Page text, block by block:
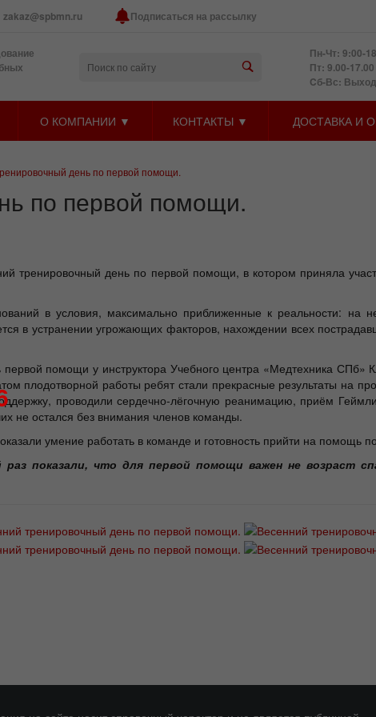
zakaz@spbmn.ru Подписаться на рассылку
Пн-Чт: 9:00-
Пт: 9.00-17.00
Cб-Вс:
О КОМПАНИИ ▼ КОНТАКТЫ ▼ ДОСТАВКА И
день по первой помощи.
по первой помощи.
тренировочный день по первой помощи, в котором приняла
в условия, максимально приближенные к реальности: на
в устранении угрожающих факторов, нахождении всех
первой помощи у инструктора Учебного центра «Медтехника
плодотворной работы ребят стали прекрасные результаты на
проводили сердечно-лёгочную реанимацию, приём
не остался без внимания членов команды.
умение работать в команде и готовность прийти на помощь
показали, что для первой помощи важен не возраст